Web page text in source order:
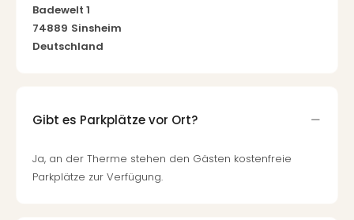
Badewelt 1
74889 Sinsheim
Deutschland
Gibt es Parkplätze vor Ort?
Ja, an der Therme stehen den Gästen kostenfreie
Parkplätze zur Verfügung.